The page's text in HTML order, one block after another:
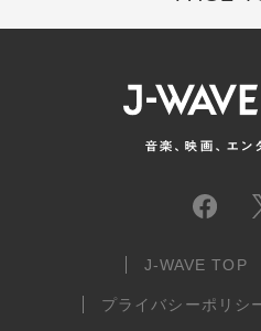
J-WAVE TOP
プライバシーポリシ